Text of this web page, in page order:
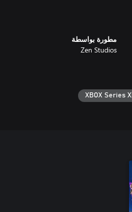
مطورة بواسطة
Zen Studios
XBOX Series